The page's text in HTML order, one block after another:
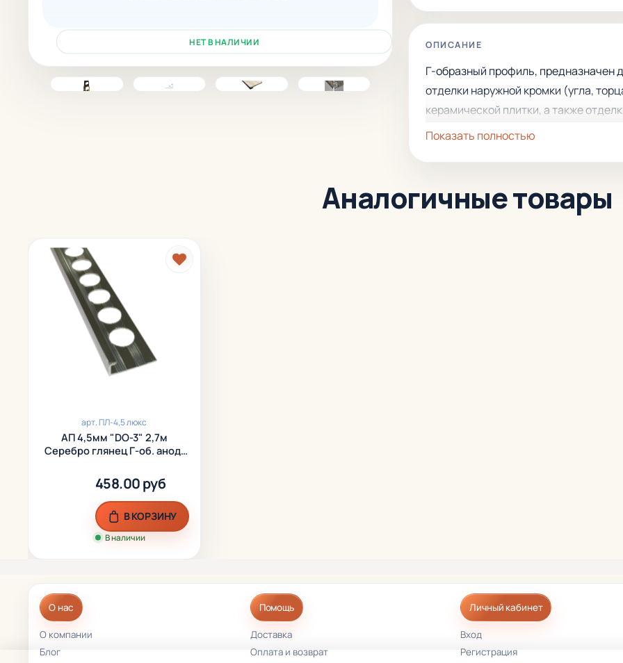
НЕТ В НАЛИЧИИ ОПИСАНИЕ
Г-образный профиль, предназначен
отделки наружной кромки (угла,
керамической плитки, а также
стыков с комбинированным покрытием
эксплуатации.
Показать полностью
Аналогичные товары
арт.ПЛ-4,5 люкс
АП 4,5мм "DO-3" 2,7м
Серебро глянец Г-об. анод.
458.00 руб
В наличии
В КОРЗИНУ
О нас
О компании
Блог
Помощь
Доставка
Оплата и возврат
Личный кабинет
Вход
Регистрация